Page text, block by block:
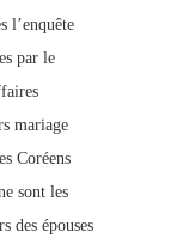
l’enquête
par le
mariage
Coréens
sont les
des épouses